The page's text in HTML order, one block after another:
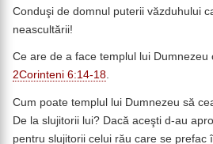
Conduşi de domnul puterii văzduhului
neascultării!
Ce are de a face templul lui Dumnezeu
2Corinteni 6:14-18.
Cum poate templul lui Dumnezeu să
De la slujitorii lui? Dacă aceşti d-au
pentru slujitorii celui rău care se prefac